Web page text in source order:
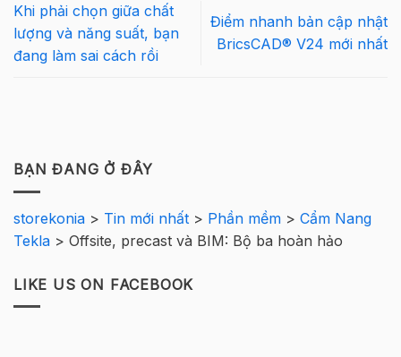
Khi phải chọn giữa chất
lượng và năng suất, bạn
đang làm sai cách rồi
Điểm nhanh bản cập nhật
BricsCAD® V24 mới nhất
BẠN ĐANG Ở ĐÂY
storekonia > Tin mới nhất > Phần mềm > Cẩm Nang
Tekla > Offsite, precast và BIM: Bộ ba hoàn hảo
LIKE US ON FACEBOOK